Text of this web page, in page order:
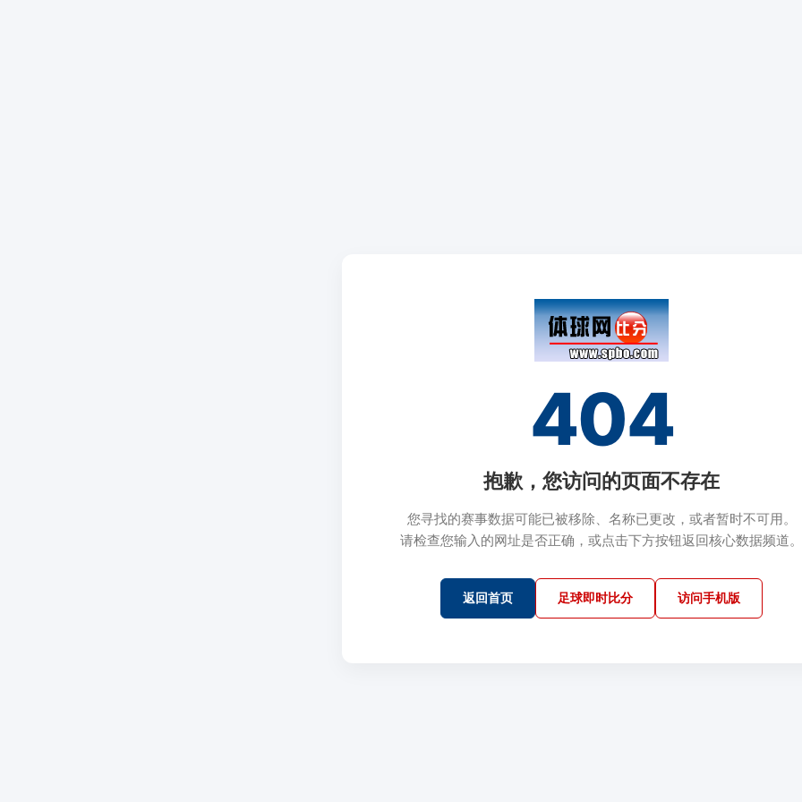
404
抱歉，您访问的页面不存在
您寻找的赛事数据可能已被移除、名称已更改，或者暂时不可用。
请检查您输入的网址是否正确，或点击下方按钮返回核心数据频道。
返回首页 足球即时比分 访问手机版